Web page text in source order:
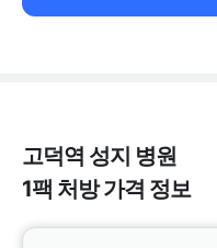
고덕역 성지 병원
1팩 처방 가격 정보